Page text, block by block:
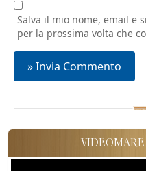
Salva il mio nome, email e
per la prossima volta che